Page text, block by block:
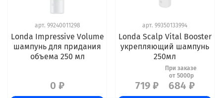
арт. 99240011298
Londa Impressive Volume
шампунь для придания
объема 250 мл
0 ₽
арт. 99350133994
Londa Scalp Vital Booster
укрепляющий шампунь
250мл
719 ₽ 684 ₽